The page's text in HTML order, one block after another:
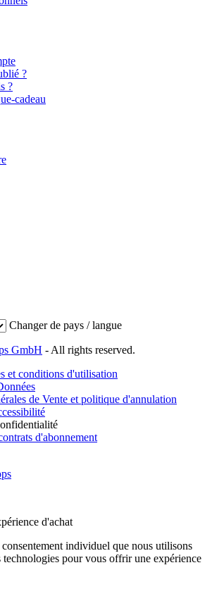
?
?
cadeau
Changer de pays / langue
GmbH - All rights reserved.
et conditions d'utilisation
de Vente et politique d'annulation
d'abonnement
d'achat
individuel que nous utilisons
technologies pour vous offrir une expérience